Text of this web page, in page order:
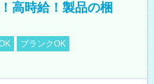
高時給！製品の梱
ブランクOK